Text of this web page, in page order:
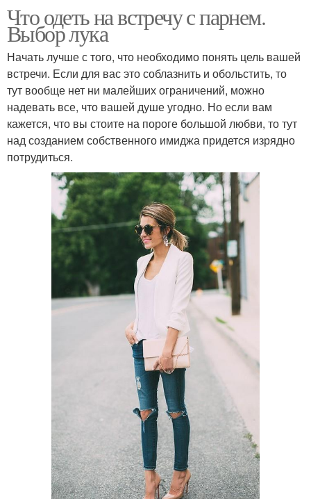
Что одеть на встречу с парнем.
Выбор лука
Начать лучше с того, что необходимо понять цель вашей
встречи. Если для вас это соблазнить и обольстить, то
тут вообще нет ни малейших ограничений, можно
надевать все, что вашей душе угодно. Но если вам
кажется, что вы стоите на пороге большой любви, то тут
над созданием собственного имиджа придется изрядно
потрудиться.